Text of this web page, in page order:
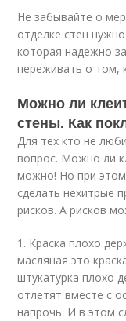
Не забывайте о
отделке стен
которая надежно
переживать о том,
Можно ли
стены. Как
Для тех кто не
вопрос. Можно ли
можно! Но при
сделать нехитрые
рисков. А рисков
1. Краска плохо
масляная это
штукатурка плохо
отлетят вместе с
напрочь. И в этом